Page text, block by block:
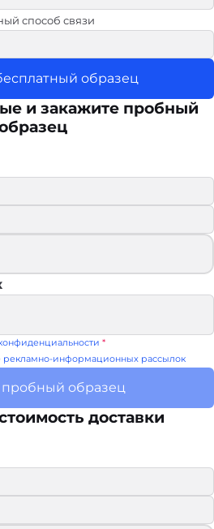
способ связи
образец
и закажите пробный
*
рекламно-информационных рассылок
пробный образец
доставки